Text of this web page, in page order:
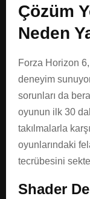
Çözüm
Neden
Forza Horizon
deneyim
sorunları da
oyunun ilk 30
takılmalarla
oyunlarındaki
tecrübesini
Shader